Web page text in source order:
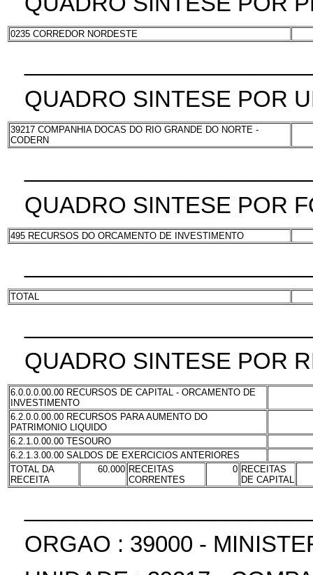
0235 CORREDOR NORDESTE
QUADRO SINTESE POR
39217 COMPANHIA DOCAS DO RIO GRANDE DO NORTE -
CODERN
QUADRO SINTESE POR
495 RECURSOS DO ORCAMENTO DE INVESTIMENTO
TOTAL
QUADRO SINTESE POR
6.0.0.0.00.00 RECURSOS DE CAPITAL - ORCAMENTO DE
INVESTIMENTO
6.2.0.0.00.00 RECURSOS PARA AUMENTO DO
PATRIMONIO LIQUIDO
6.2.1.0.00.00 TESOURO
6.2.1.3.00.00 SALDOS DE EXERCICIOS ANTERIORES
TOTAL DA
RECEITA
60.000 RECEITAS
CORRENTES
0 RECEITAS
DE CAPITAL
ORGAO : 39000 -